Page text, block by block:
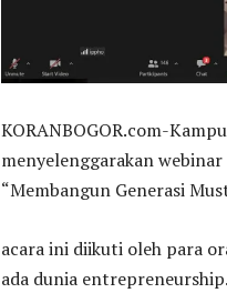
KORANBOGOR.com-
menyelenggarakan
“Membangun Generasi
acara ini diikuti oleh para
ada dunia